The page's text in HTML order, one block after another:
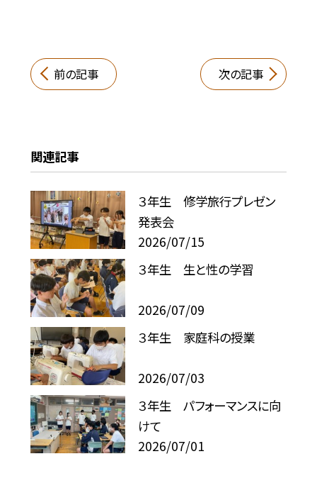
前の記事 次の記事
関連記事
３年生 修学旅行プレゼン
発表会
2026/07/15
３年生 生と性の学習
2026/07/09
３年生 家庭科の授業
2026/07/03
３年生 パフォーマンスに向
けて
2026/07/01